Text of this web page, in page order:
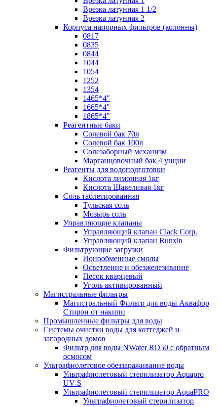
Врезка латунная 1 1/2
Врезка латунная 2
Корпуса напорных фильтров (колонны)
0817
0835
0844
1044
1054
1252
1354
1465*4"
1665*4"
1865*4"
Реагентные баки
Солевой бак 70л
Солевой бак 100л
Солезаборный механизм
Марганцовочный бак 4 унции
Реагенты для водоподготовки
Кислота лимонная 1кг
Кислота Щавеливая 1кг
Соль таблетированная
Тульская соль
Мозырь соль
Управляющие клапаны
Управляющий клапан Clack Corp.
Управляющий клапан Runxin
Фильтрующие загрузки
Ионообменные смолы
Осветление и обезжелезивание
Песок кварцевый
Уголь активированный
Магистральные фильтры
Магистральный Фильтр для воды Аквафор
Стирон от накипи
Промышленные фильтры для воды
Системы очистки воды для коттеджей и
загородных домов
Фильтр для воды NWater RO50 с обратным
осмосом
Ультрафиолетовое обеззараживание воды
Ультрафиолетовый стерилизатор Aquapro
UV-S
Ультрафиолетовый стерилизатор AquaPRO
Ультрафиолетовый стерилизатор